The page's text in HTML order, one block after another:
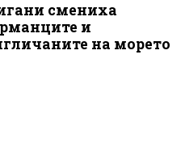
смениха
и
на морето